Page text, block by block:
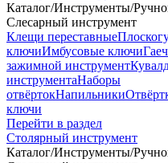
Каталог/Инструменты/
Слесарный инструмент
Клещи переставные
ключиИмбусовые ключи
зажимной инструмент
инструментаНаборы
отвёртокНапильники
ключи
Перейти в раздел
Столярный инструмент
Каталог/Инструменты/